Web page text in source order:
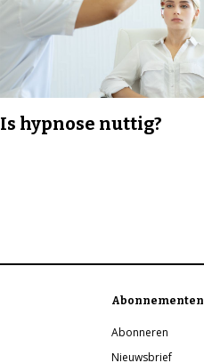
Is hypnose nuttig?
Abonnementen
Abonneren
Nieuwsbrief